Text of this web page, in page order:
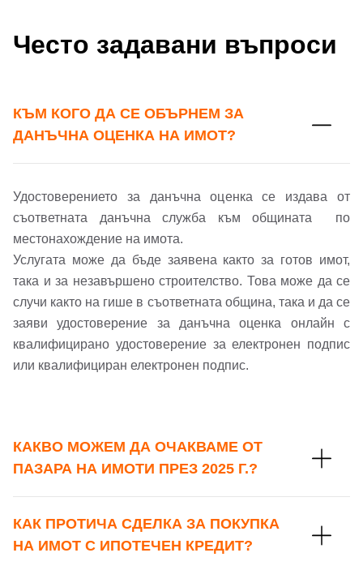
Често задавани въпроси
КЪМ КОГО ДА СЕ ОБЪРНЕМ ЗА
ДАНЪЧНА ОЦЕНКА НА ИМОТ?
Удостоверението за данъчна оценка се издава от
съответната данъчна служба към общината по
местонахождение на имота.
Услугата може да бъде заявена както за готов имот,
така и за незавършено строителство. Това може да се
случи както на гише в съответната община, така и да се
заяви удостоверение за данъчна оценка онлайн с
квалифицирано удостоверение за електронен подпис
или квалифициран електронен подпис.
КАКВО МОЖЕМ ДА ОЧАКВАМЕ ОТ
ПАЗАРА НА ИМОТИ ПРЕЗ 2025 Г.?
КАК ПРОТИЧА СДЕЛКА ЗА ПОКУПКА
НА ИМОТ С ИПОТЕЧЕН КРЕДИТ?